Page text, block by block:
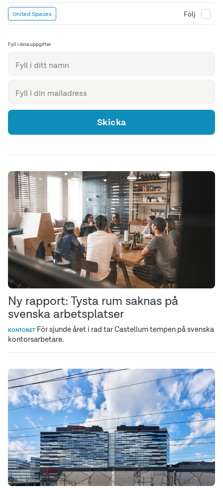
United Spaces Följ
Fyll i dina uppgifter
Skicka
Ny rapport: Tysta rum saknas på
svenska arbetsplatser
KONTORET För sjunde året i rad tar Castellum tempen på svenska
kontorsarbetare.